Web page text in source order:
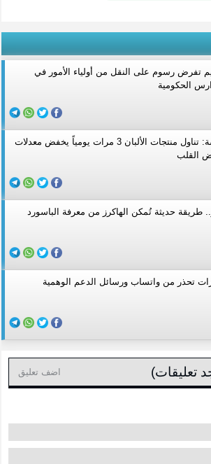
تفرض رسوم على النقل من أولياء الأمور في
الحكومية
دراسة: تناول منتجات الألبان 3 مرات يومياً يخفض معدلات
القلب
طريقة حديثة تُمكن الهاكرز من معرفة الباسورد
تحذر من واتساب ورسائل الدعم الوهمية
تعليقات) اضف تعليق